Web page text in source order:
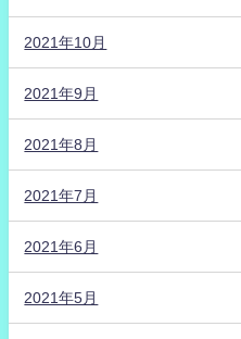
2021年10月
2021年9月
2021年8月
2021年7月
2021年6月
2021年5月